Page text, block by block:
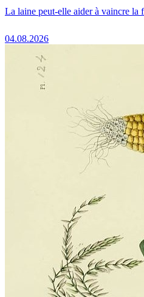
La laine peut-elle aider à vaincre la
04.08.2026